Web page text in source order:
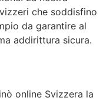
che soddisfino
da garantire al
addirittura sicura.
online Svizzera la